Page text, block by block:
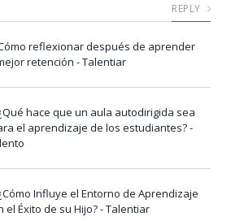
REPLY
reflexionar después de aprender
retención - Talentiar
hace que un aula autodirigida sea
el aprendizaje de los estudiantes? -
Influye el Entorno de Aprendizaje
el Éxito de su Hijo? - Talentiar